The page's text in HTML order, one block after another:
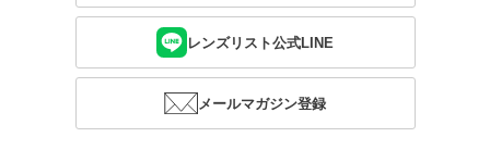
レンズリスト公式LINE
メールマガジン登録